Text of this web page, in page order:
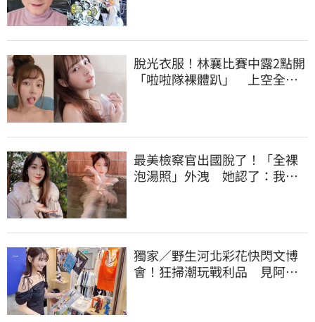
脫光衣服！林襄比賽中露2點開
「啦啦隊裸體趴」 上空全裸
最美檢察官出國脫了！「全裸
泡湯照」外洩 她認了：我一
獨家／野生河北彩花快閃文博
會！狂掃潮玩戰利品 見阿信